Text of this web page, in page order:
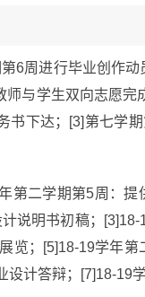
第6周进行毕业创作
师与学生双向志愿
书下达；[3]第七学
第二学期第5周：
说明书初稿；
览；[5]18-19学年
计答辩；[7]18-19